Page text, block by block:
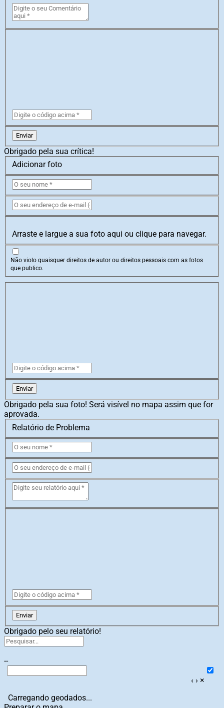
Enviar
Obrigado pela sua crítica!
Adicionar foto
Arraste e largue a sua foto aqui ou clique para navegar.
Não violo quaisquer direitos de autor ou direitos pessoais com as fotos
que publico.
Enviar
Obrigado pela sua foto! Será visível no mapa assim que for
aprovada.
Relatório de Problema
Enviar
Obrigado pelo seu relatório!
--
‹ › ×
Carregando geodados...